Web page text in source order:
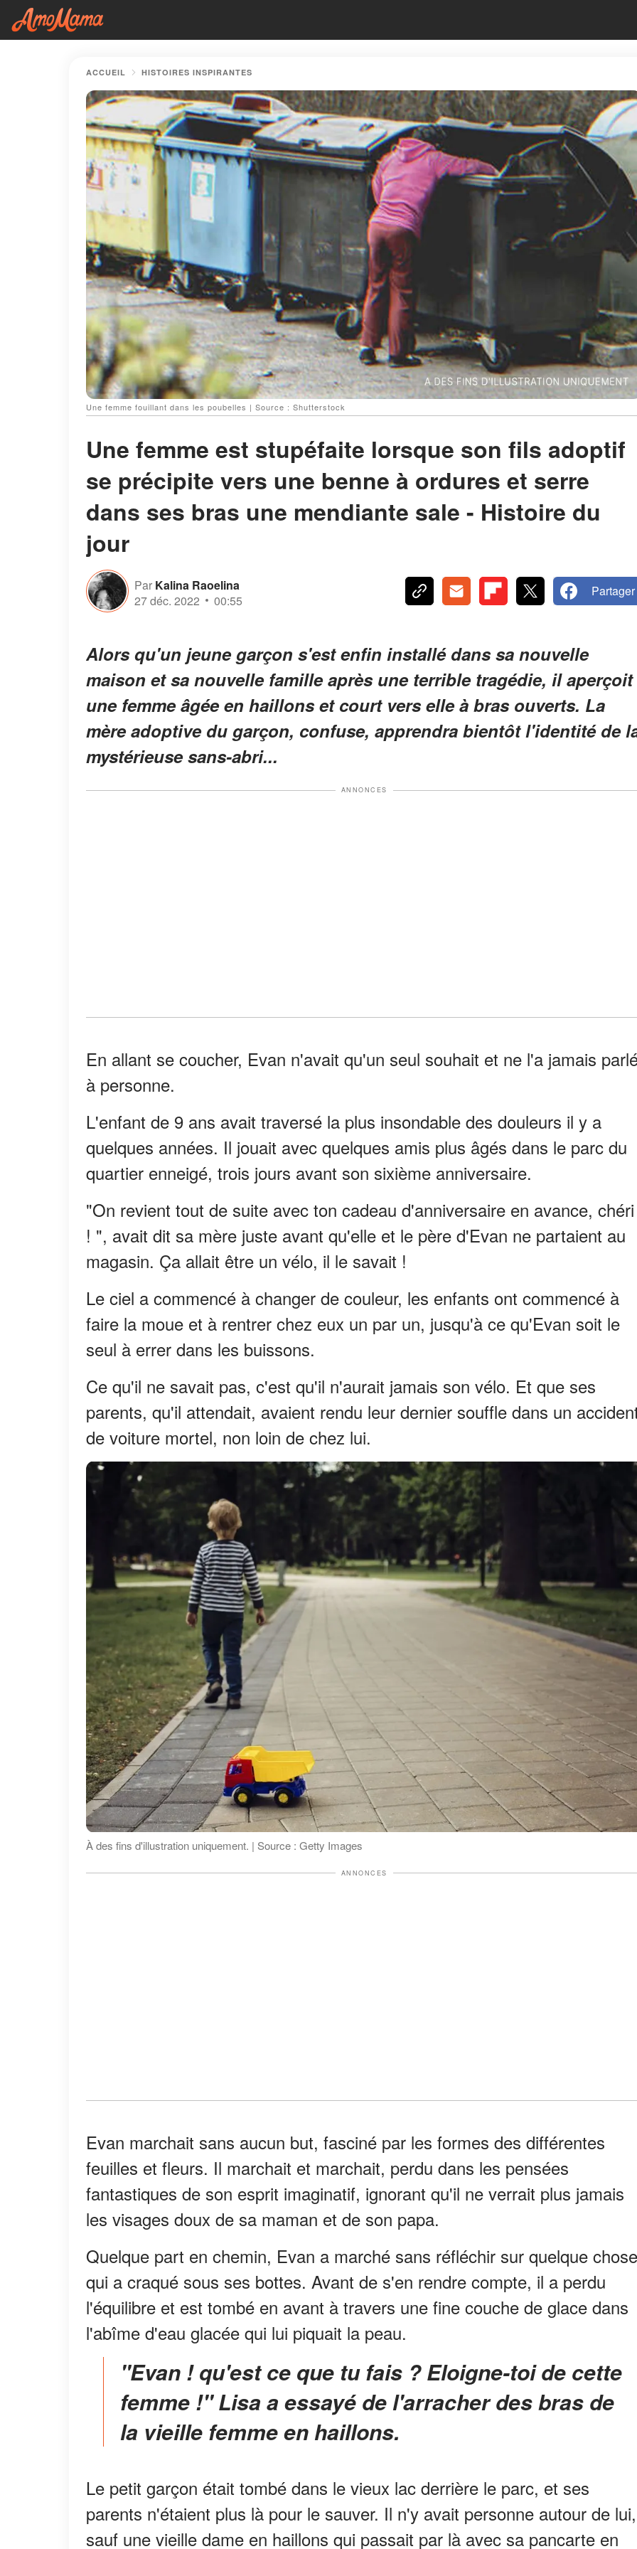
ACCUEIL HISTOIRES INSPIRANTES
Une femme fouillant dans les poubelles | Source : Shutterstock
Une femme est stupéfaite lorsque son fils adoptif
se précipite vers une benne à ordures et serre
dans ses bras une mendiante sale - Histoire du
jour
Par Kalina Raoelina
27 déc. 2022
00:55
Partager
Alors qu'un jeune garçon s'est enfin installé dans sa nouvelle
maison et sa nouvelle famille après une terrible tragédie, il aperçoit
une femme âgée en haillons et court vers elle à bras ouverts. La
mère adoptive du garçon, confuse, apprendra bientôt l'identité de
mystérieuse sans-abri...
ANNONCES
En allant se coucher, Evan n'avait qu'un seul souhait et ne l'a jamais
à personne.
L'enfant de 9 ans avait traversé la plus insondable des douleurs il y a
quelques années. Il jouait avec quelques amis plus âgés dans le parc du
quartier enneigé, trois jours avant son sixième anniversaire.
"On revient tout de suite avec ton cadeau d'anniversaire en avance, chéri
! ", avait dit sa mère juste avant qu'elle et le père d'Evan ne partaient au
magasin. Ça allait être un vélo, il le savait !
Le ciel a commencé à changer de couleur, les enfants ont commencé à
faire la moue et à rentrer chez eux un par un, jusqu'à ce qu'Evan soit le
seul à errer dans les buissons.
Ce qu'il ne savait pas, c'est qu'il n'aurait jamais son vélo. Et que ses
parents, qu'il attendait, avaient rendu leur dernier souffle dans un
de voiture mortel, non loin de chez lui.
À des fins d'illustration uniquement. | Source : Getty Images
ANNONCES
Evan marchait sans aucun but, fasciné par les formes des différentes
feuilles et fleurs. Il marchait et marchait, perdu dans les pensées
fantastiques de son esprit imaginatif, ignorant qu'il ne verrait plus jamais
les visages doux de sa maman et de son papa.
Quelque part en chemin, Evan a marché sans réfléchir sur quelque chose
qui a craqué sous ses bottes. Avant de s'en rendre compte, il a perdu
l'équilibre et est tombé en avant à travers une fine couche de glace dans
l'abîme d'eau glacée qui lui piquait la peau.
"Evan ! qu'est ce que tu fais ? Eloigne-toi de cette
femme !" Lisa a essayé de l'arracher des bras de
la vieille femme en haillons.
Le petit garçon était tombé dans le vieux lac derrière le parc, et ses
parents n'étaient plus là pour le sauver. Il n'y avait personne autour de lui,
sauf une vieille dame en haillons qui passait par là avec sa pancarte en